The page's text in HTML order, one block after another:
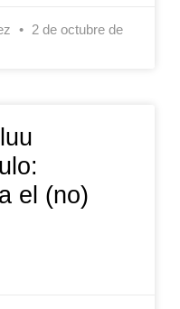
2 de octubre de
el (no)